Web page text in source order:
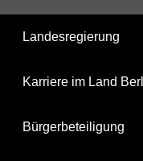
Landesregierung
Karriere im Land
Bürgerbeteiligung